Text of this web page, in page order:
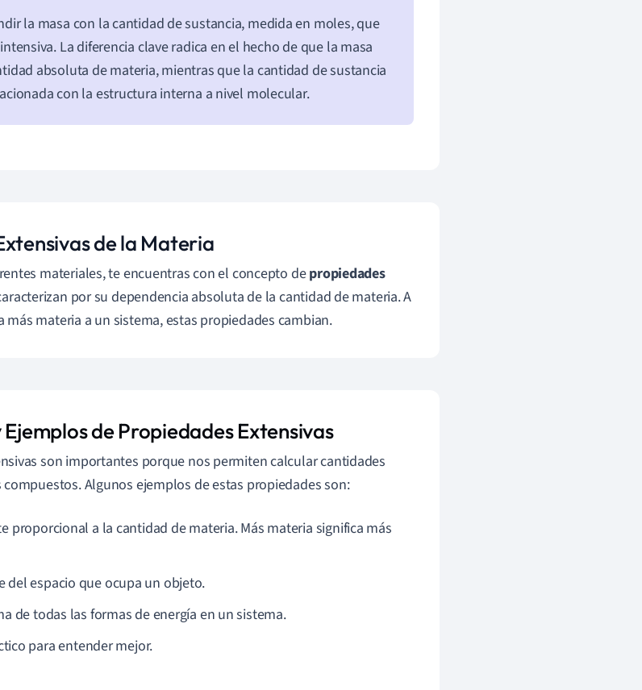
la masa con la cantidad de sustancia, medida en moles, que
La diferencia clave radica en el hecho de que la masa
absoluta de materia, mientras que la cantidad de sustancia
con la estructura interna a nivel molecular.
de la Materia
materiales, te encuentras con el concepto depropiedades
por su dependencia absoluta de la cantidad de materia. A
más materia a un sistema, estas propiedades cambian.
de Propiedades Extensivas
son importantes porque nos permiten calcular cantidades
Algunos ejemplos de estas propiedades son:
proporcional a la cantidad de materia. Más materia significa más
del espacio que ocupa un objeto.
de todas las formas de energía en un sistema.
para entender mejor.